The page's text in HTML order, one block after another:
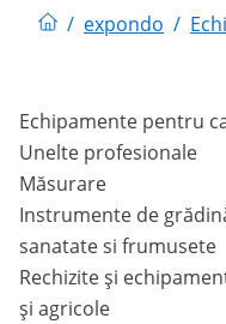
/ expondo /
Echipamente pentru
Unelte profesionale
Măsurare
Instrumente de
sanatate si frumusete
Rechizite și
și agricole